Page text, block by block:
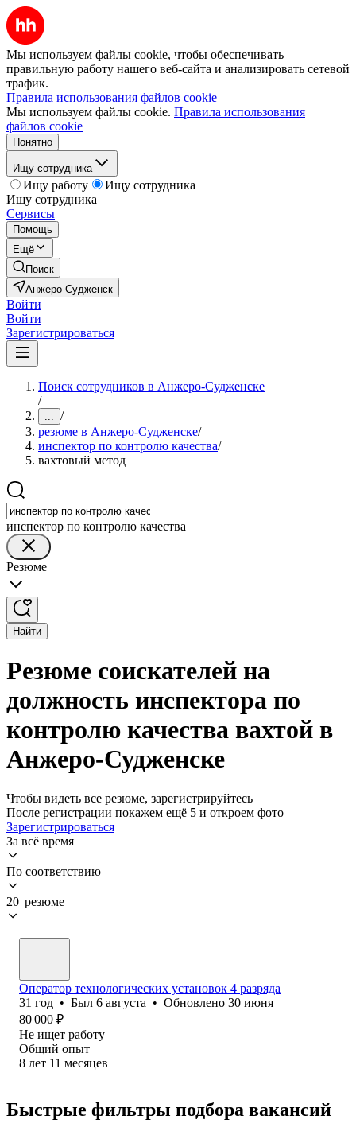
Мы используем файлы cookie, чтобы обеспечивать
правильную работу нашего веб-сайта и анализировать сетевой
трафик.
Правила использования файлов cookie
Мы используем файлы cookie. Правила использования
файлов cookie
Понятно
Ищу сотрудника
Ищу работу
Ищу сотрудника
Ищу сотрудника
Сервисы
Помощь
Ещё
Поиск
Анжеро-Судженск
Войти
Войти
Зарегистрироваться
Поиск сотрудников в Анжеро-Судженске
/
... /
резюме в Анжеро-Судженске/
инспектор по контролю качества/
вахтовый метод
инспектор по контролю качества
Резюме
Найти
Резюме соискателей на
должность инспектора по
контролю качества вахтой в
Анжеро-Судженске
Чтобы видеть все резюме, зарегистрируйтесь
После регистрации покажем ещё 5 и откроем фото
Зарегистрироваться
За всё время
По соответствию
20 резюме
Оператор технологических установок 4 разряда
31 год • Был 6 августа • Обновлено 30 июня
80 000 ₽
Не ищет работу
Общий опыт
8 лет 11 месяцев
Быстрые фильтры подбора вакансий